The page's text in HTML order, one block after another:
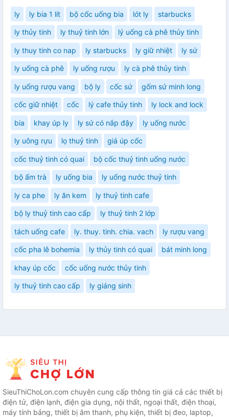
ly ly bia 1 lít bộ cốc uống bia lót ly starbucks
ly thủy tinh ly thuỷ tinh lớn lý uống cà phê thủy tinh
ly thuy tinh co nap ly starbucks ly giữ nhiệt ly sứ
ly uống cà phê ly uống rượu ly cà phê thủy tinh
ly uống rượu vang bộ ly cốc sứ gốm sứ minh long
cốc giữ nhiệt cốc lý cafe thủy tinh ly lock and lock
bia khay úp ly ly sứ có nắp đậy ly uống nước
ly uông rựu lọ thuỷ tinh giá úp cốc
cốc thuỷ tinh có quai bộ cốc thuỷ tinh uống nước
bộ ấm trà ly uống bia ly uống nước thuỷ tinh
ly ca phe ly ăn kem ly thuỷ tinh cafe
bộ ly thuỷ tinh cao cấp ly thuỷ tinh 2 lớp
tách uống cafe ly. thuy. tinh. chia. vach ly rượu vang
cốc pha lê bohemia ly thủy tinh có quai bát minh long
khay úp cốc cốc uống nước thủy tinh
ly thuỷ tinh cao cấp ly giáng sinh
SieuThiChoLon.com chuyên cung cấp thông tin giá cả các thiết bị
điện tử, điện lạnh, điện gia dụng, nội thất, ngoại thất, điện thoại,
máy tính bảng, thiết bị âm thanh, phụ kiện, thiết bị đeo, laptop,